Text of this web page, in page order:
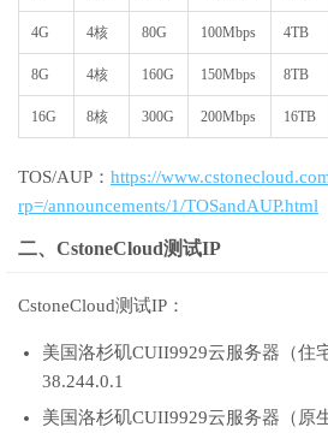
4G 4核 80G 100Mbps 4TB
8G 4核 160G 150Mbps 8TB
16G 8核 300G 200Mbps 16TB
TOS/AUP： https://
rp=/announcements/1/TOSandAUP.html
二、CstoneCloud测试IP
CstoneCloud测试IP：
美国洛杉矶CUII9929云服务器（住
38.244.0.1
美国洛杉矶CUII9929云服务器（原